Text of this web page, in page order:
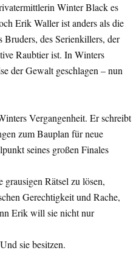
Winter Black es
Erik Waller ist anders als die
Bruders, des Serienkillers, der
Raubtier ist. In Winters
der Gewalt geschlagen – nun
Vergangenheit. Er schreibt
zum Bauplan für neue
seines großen Finales
Rätsel zu lösen,
Gerechtigkeit und Rache,
Erik will sie nicht nur
sie besitzen.